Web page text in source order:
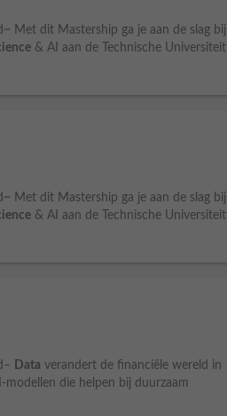
Met dit Mastership ga je aan de slag bij
& AI aan de Technische Universiteit
Met dit Mastership ga je aan de slag bij
& AI aan de Technische Universiteit
Data verandert de financiële wereld in
modellen die helpen bij duurzaam